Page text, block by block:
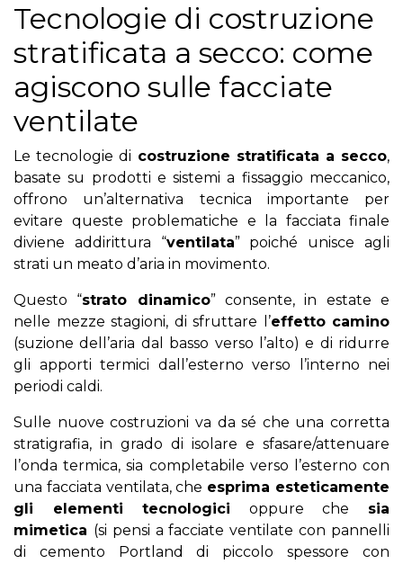
Tecnologie di costruzione
stratificata a secco: come
agiscono sulle facciate
ventilate
Le tecnologie di costruzione stratificata a secco,
basate su prodotti e sistemi a fissaggio meccanico,
offrono un’alternativa tecnica importante per
evitare queste problematiche e la facciata finale
diviene addirittura “ventilata” poiché unisce agli
strati un meato d’aria in movimento.
Questo “strato dinamico” consente, in estate e
nelle mezze stagioni, di sfruttare l’effetto camino
(suzione dell’aria dal basso verso l’alto) e di ridurre
gli apporti termici dall’esterno verso l’interno nei
periodi caldi.
Sulle nuove costruzioni va da sé che una corretta
stratigrafia, in grado di isolare e sfasare/attenuare
l’onda termica, sia completabile verso l’esterno con
una facciata ventilata, che esprima esteticamente
gli elementi tecnologici oppure che sia
mimetica (si pensi a facciate ventilate con pannelli
di cemento Portland di piccolo spessore con